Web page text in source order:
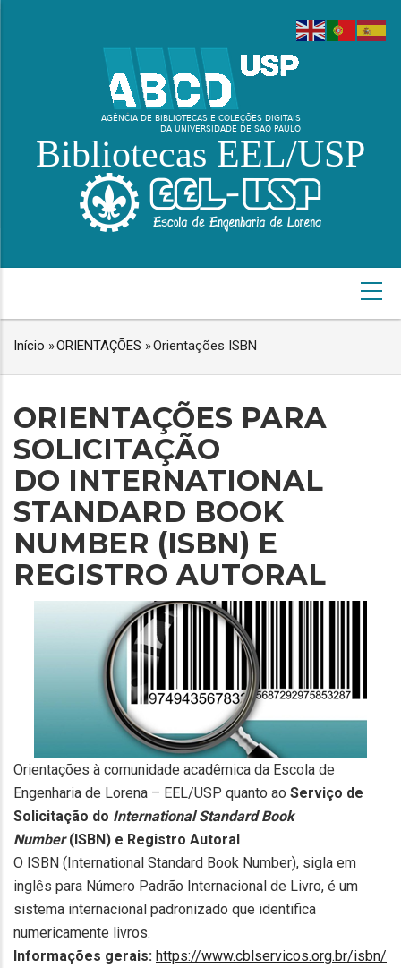
Bibliotecas EEL/USP
TRILHA
DE
Início »ORIENTAÇÕES »Orientações ISBN
ORIENTAÇÕES PARA
SOLICITAÇÃO
DO INTERNATIONAL
STANDARD BOOK
NUMBER (ISBN) E
REGISTRO AUTORAL
Orientações à comunidade acadêmica da Escola de
Engenharia de Lorena – EEL/USP quanto ao Serviço de
Solicitação do International Standard Book
Number(ISBN) e Registro Autoral
O ISBN (International Standard Book Number), sigla em
inglês para Número Padrão Internacional de Livro, é um
sistema internacional padronizado que identifica
numericamente livros.
Informações gerais: https://www.cblservicos.org.br/isbn/